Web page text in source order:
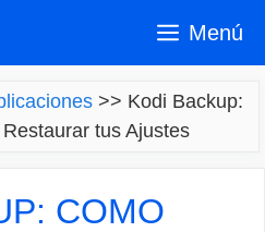
Menú
>> Kodi Backup:
tus Ajustes
COMO